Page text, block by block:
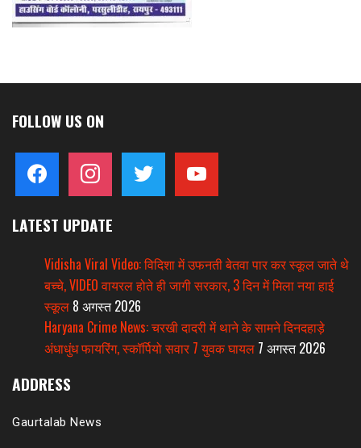
FOLLOW US ON
facebook instagram twitter youtube
LATEST UPDATE
Vidisha Viral Video: विदिशा में उफनती बेतवा पार कर स्कूल जाते थे
बच्चे, VIDEO वायरल होते ही जागी सरकार, 3 दिन में मिला नया हाई
स्कूल 8 अगस्त 2026
Haryana Crime News: चरखी दादरी में थाने के सामने दिनदहाड़े
अंधाधुंध फायरिंग, स्कॉर्पियो सवार 7 युवक घायल 7 अगस्त 2026
ADDRESS
Gaurtalab News